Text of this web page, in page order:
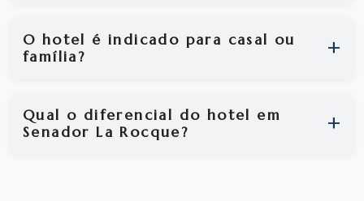
O hotel é indicado para casal ou
família?
Qual o diferencial do hotel em
Senador La Rocque?